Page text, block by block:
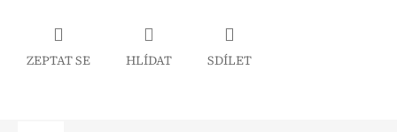
ZEPTAT SE HLÍDAT SDÍLET